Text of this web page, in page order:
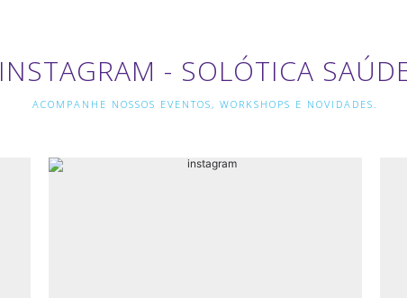
INSTAGRAM - SOLÓTICA
ACOMPANHE NOSSOS EVENTOS, WORKSHOPS E NOVIDADES.